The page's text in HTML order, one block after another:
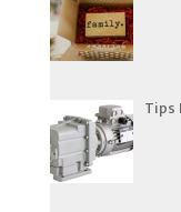
Tips